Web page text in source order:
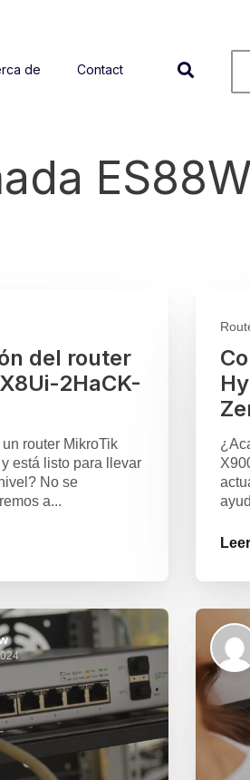
de Contact
del router
2HaCK-
router MikroTik
está listo para llevar
No se
a...